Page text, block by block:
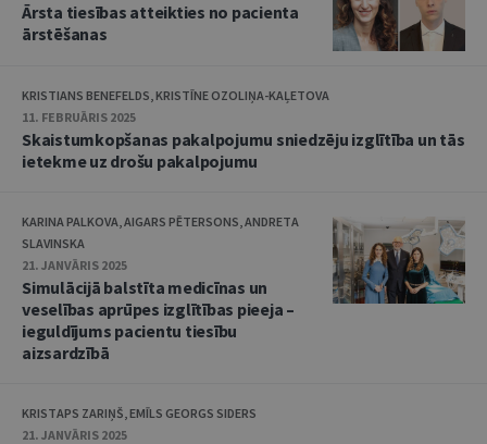
Ārsta tiesības atteikties no pacienta
ārstēšanas
KRISTIANS BENEFELDS, KRISTĪNE OZOLIŅA-KAĻETOVA
11. FEBRUĀRIS 2025
Skaistumkopšanas pakalpojumu sniedzēju izglītība un tās
ietekme uz drošu pakalpojumu
KARINA PALKOVA, AIGARS PĒTERSONS, ANDRETA
SLAVINSKA
21. JANVĀRIS 2025
Simulācijā balstīta medicīnas un
veselības aprūpes izglītības pieeja –
ieguldījums pacientu tiesību
aizsardzībā
KRISTAPS ZARIŅŠ, EMĪLS GEORGS SIDERS
21. JANVĀRIS 2025